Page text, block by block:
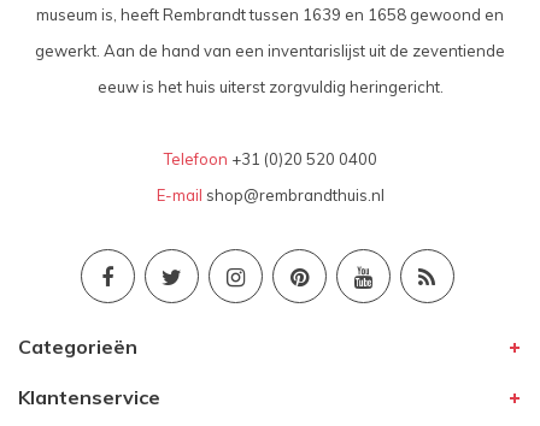
museum is, heeft Rembrandt tussen 1639 en 1658 gewoond en
gewerkt. Aan de hand van een inventarislijst uit de zeventiende
eeuw is het huis uiterst zorgvuldig heringericht.
Telefoon +31 (0)20 520 0400
E-mail shop@rembrandthuis.nl
Categorieën
Klantenservice